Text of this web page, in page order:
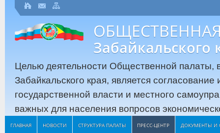
Забайкальского
Целью деятельности Общественной палаты,
Забайкальского края, является
государственной власти и местного
важных для населения вопросов
ГЛАВНАЯ НОВОСТИ СТРУКТУРА ПАЛАТЫ ПРЕСС-ЦЕНТР ДОКУМЕНТЫ И